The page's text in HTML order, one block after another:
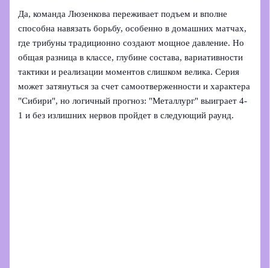
Да, команда Люзенкова переживает подъем и вполне
способна навязать борьбу, особенно в домашних матчах,
где трибуны традиционно создают мощное давление. Но
общая разница в классе, глубине состава, вариативности
тактики и реализации моментов слишком велика. Серия
может затянуться за счет самоотверженности и характера
"Сибири", но логичный прогноз: "Металлург" выиграет 4-
1 и без излишних нервов пройдет в следующий раунд.